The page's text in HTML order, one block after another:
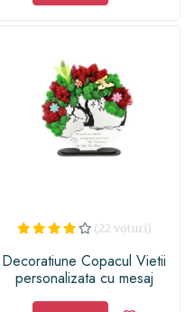
(22 voturi)
Decoratiune Copacul Vietii
personalizata cu mesaj